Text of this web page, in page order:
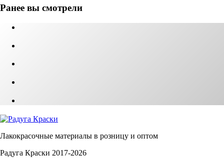
Ранее вы смотрели
Лакокрасочные материалы в розницу и оптом
Радуга Краски 2017-2026